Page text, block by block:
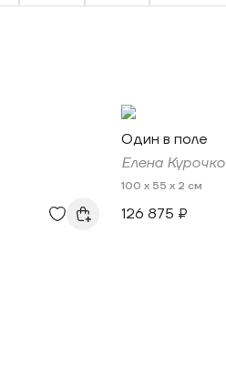
Один в поле
Елена Курочко
100 x 55 x 2 см
126 875 ₽